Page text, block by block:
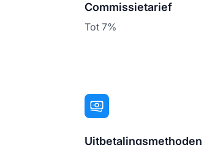
Commissietarief
Tot 7%
Uitbetalingsmethoden